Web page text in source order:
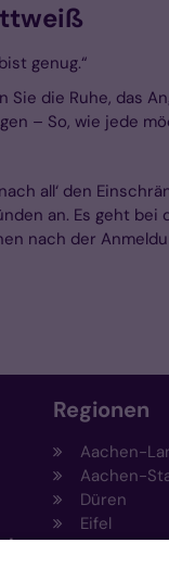
genug.“
Sie die Ruhe, das
– So, wie jede
all‘ den
an. Es geht
nach der
Regionen
Aachen-
Aachen-
Düren
Eifel